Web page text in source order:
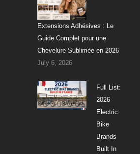
Extensions Adhésives : Le
Guide Complet pour une
Chevelure Sublimée en 2026
July 6, 2026
Full List:
2026
Electric
Bike
Brands
Built In